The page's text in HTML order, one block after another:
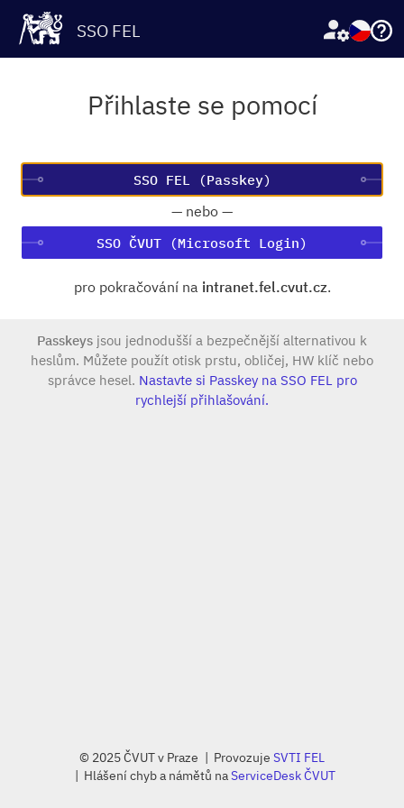
SSO FEL
Přihlaste se pomocí
— nebo —
SSO ČVUT (Microsoft Login)
pro pokračování na intranet.fel.cvut.cz.
Passkeys jsou jednodušší a bezpečnější alternativou k
heslům. Můžete použít otisk prstu, obličej, HW klíč nebo
správce hesel. Nastavte si Passkey na SSO FEL pro
rychlejší přihlašování.
© 2025 ČVUT v Praze ProvozujeSVTI FEL
Hlášení chyb a námětů naServiceDesk ČVUT